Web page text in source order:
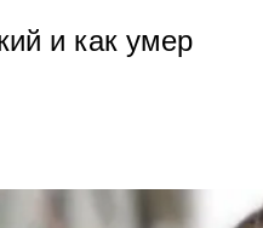
и как умер